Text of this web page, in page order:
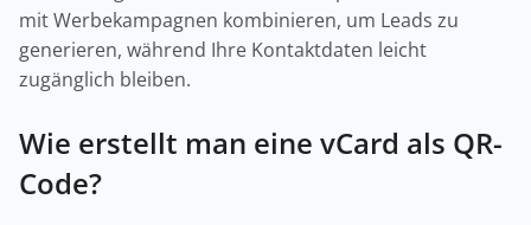
mit Werbekampagnen kombinieren, um Leads zu
generieren, während Ihre Kontaktdaten leicht
zugänglich bleiben.
Wie erstellt man eine vCard als QR-
Code?